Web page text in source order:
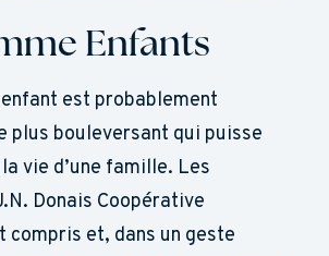
Enfants
enfant est probablement
plus bouleversant qui puisse
vie d’une famille. Les
Donais Coopérative
compris et, dans un geste